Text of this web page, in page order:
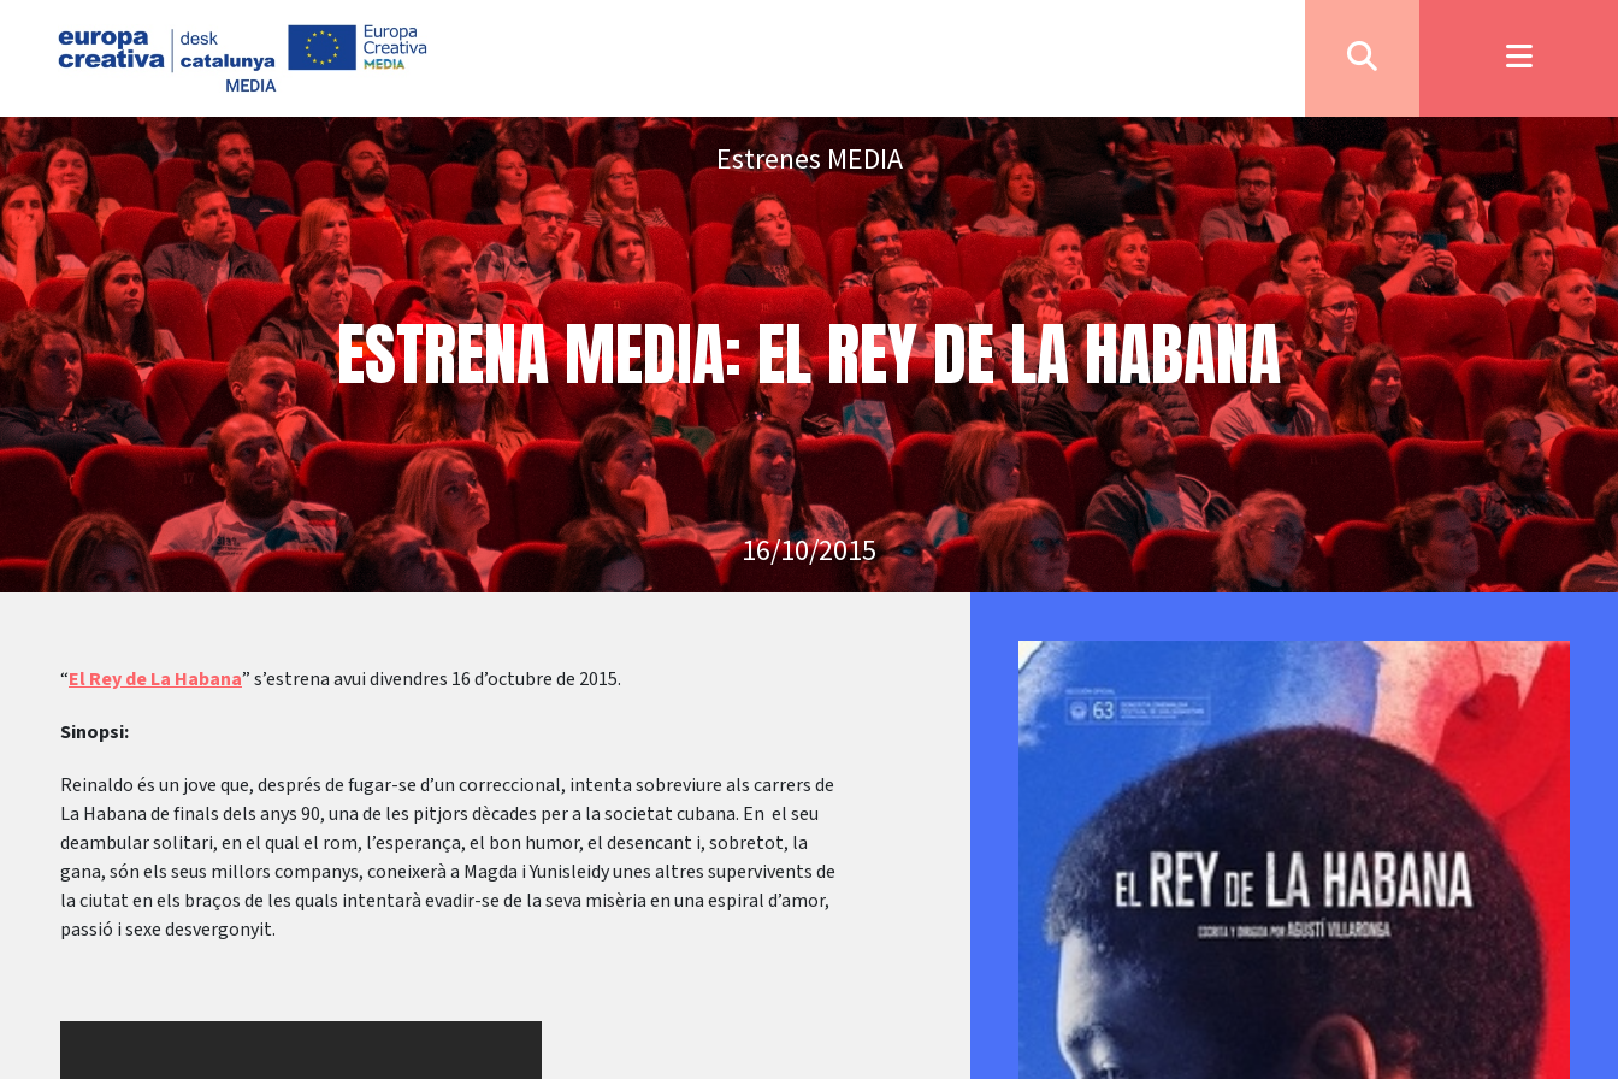
Estrenes MEDIA
ESTRENA MEDIA: EL REY DE LA HABANA
16/10/2015
“El Rey de La Habana” s’estrena avui divendres 16 d’octubre de 2015.
Sinopsi:
Reinaldo és un jove que, després de fugar-se d’un correccional, intenta sobreviure als carrers de
La Habana de finals dels anys 90, una de les pitjors dècades per a la societat cubana. En el seu
deambular solitari, en el qual el rom, l’esperança, el bon humor, el desencant i, sobretot, la
gana, són els seus millors companys, coneixerà a Magda i Yunisleidy unes altres supervivents de
la ciutat en els braços de les quals intentarà evadir-se de la seva misèria en una espiral d’amor,
passió i sexe desvergonyit.